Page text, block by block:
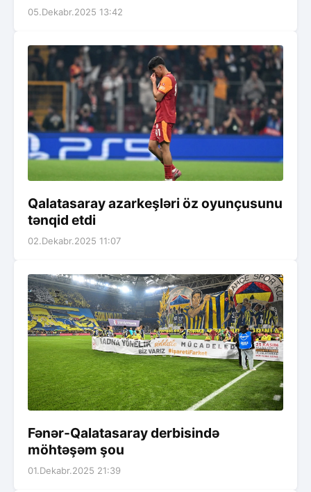
05.Dekabr.2025 13:42
Qalatasaray azarkeşləri öz oyunçusunu
tənqid etdi
02.Dekabr.2025 11:07
Fənər-Qalatasaray derbisində
möhtəşəm şou
01.Dekabr.2025 21:39